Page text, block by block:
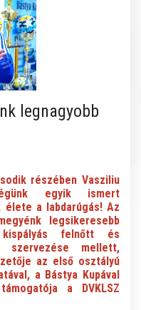
legnagyobb
részében Vasziliu
egyik ismert
élete a labdarúgás! Az
legsikeresebb
felnőtt és
szervezése mellett,
az első osztályú
a Bástya Kupával
a DVKLSZ